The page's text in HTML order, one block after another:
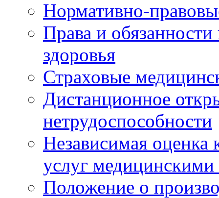
Нормативно-
Права и
здоровья
Страховые
Дистанционное
нетрудоспособности
Независимая оценка
услуг
Положение о